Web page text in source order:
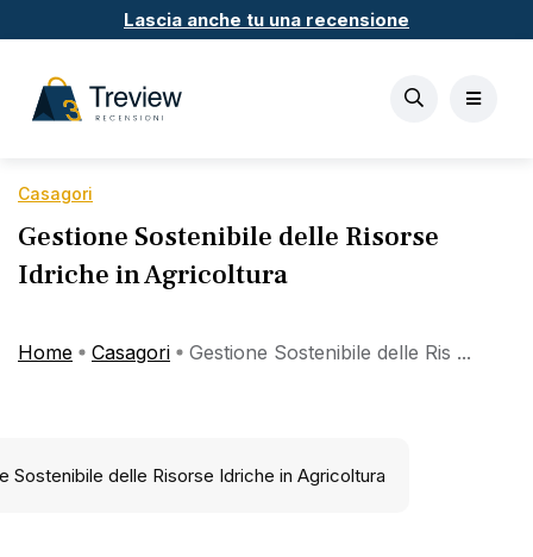
Lascia anche tu una recensione
Casagori
Gestione Sostenibile delle Risorse
Idriche in Agricoltura
Home Casagori Gestione Sostenibile delle Ris ...